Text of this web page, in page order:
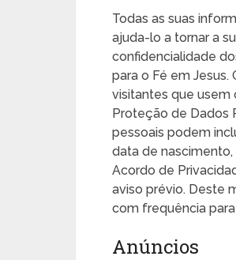
Todas as suas
ajuda-lo a tornar a
confidencialidade
para o Fé em
visitantes que usem
Proteção de Dados
pessoais podem
data de
Acordo de
aviso prévio. Deste
com frequência
Anúncios